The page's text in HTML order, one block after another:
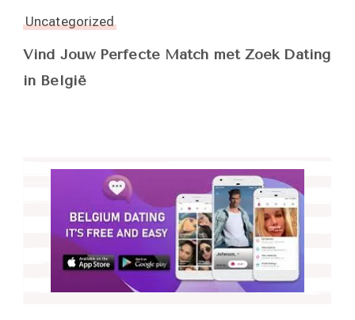
Uncategorized
Vind Jouw Perfecte Match met Zoek Dating
in België